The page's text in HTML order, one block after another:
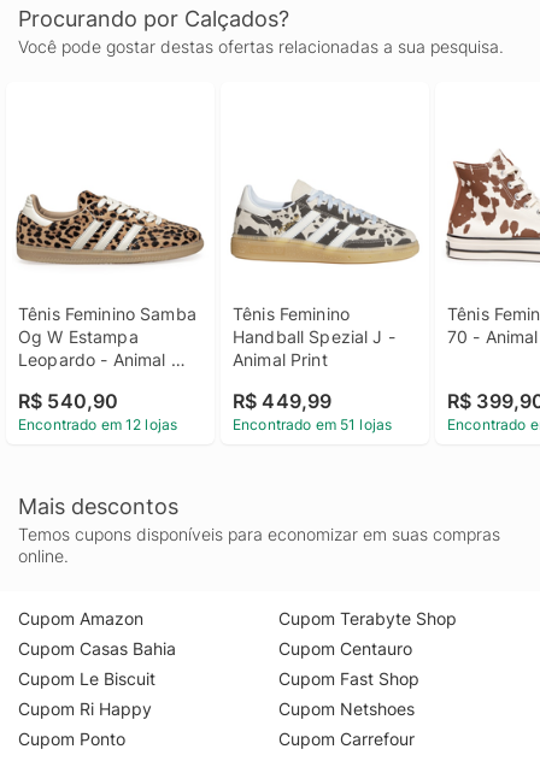
Procurando por Calçados?
Você pode gostar destas ofertas relacionadas a sua pesquisa.
Tênis Feminino Samba
Og W Estampa
Leopardo - Animal
R$ 540,90
Encontrado em 12 lojas
Tênis Feminino
Handball Spezial J -
Animal Print
R$ 449,99
Encontrado em 51 lojas
Tênis
70 -
R$
Encontrado
Mais descontos
Temos cupons disponíveis para economizar em suas compras
online.
Cupom Amazon
Cupom Casas Bahia
Cupom Le Biscuit
Cupom Ri Happy
Cupom Ponto
Cupom Terabyte Shop
Cupom Centauro
Cupom Fast Shop
Cupom Netshoes
Cupom Carrefour